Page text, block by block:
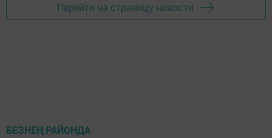
Перейти на страницу новости
БЕЗНЕҢ РАЙОНДА